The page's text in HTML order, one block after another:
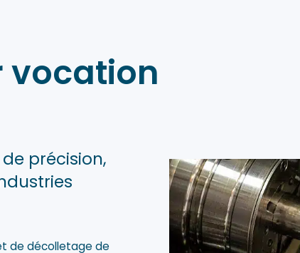
vocation
précision,
de décolletage de